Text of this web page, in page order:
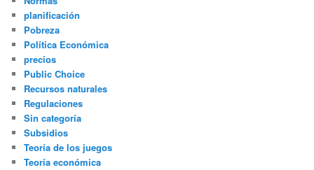
planificación
Pobreza
Política Económica
precios
Public Choice
Recursos naturales
Regulaciones
Sin categoría
Subsidios
Teoría de los juegos
Teoría económica